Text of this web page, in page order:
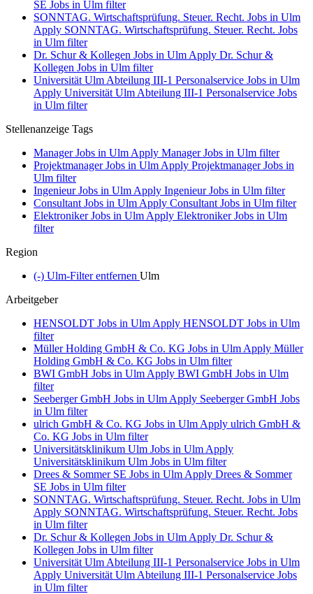
SE Jobs in Ulm filter
SONNTAG. Wirtschaftsprüfung. Steuer. Recht. Jobs in Ulm
Apply SONNTAG. Wirtschaftsprüfung. Steuer. Recht. Jobs
in Ulm filter
Dr. Schur & Kollegen Jobs in Ulm Apply Dr. Schur &
Kollegen Jobs in Ulm filter
Universität Ulm Abteilung III-1 Personalservice Jobs in Ulm
Apply Universität Ulm Abteilung III-1 Personalservice Jobs
in Ulm filter
Stellenanzeige Tags
Manager Jobs in Ulm Apply Manager Jobs in Ulm filter
Projektmanager Jobs in Ulm Apply Projektmanager Jobs in
Ulm filter
Ingenieur Jobs in Ulm Apply Ingenieur Jobs in Ulm filter
Consultant Jobs in Ulm Apply Consultant Jobs in Ulm filter
Elektroniker Jobs in Ulm Apply Elektroniker Jobs in Ulm
filter
Region
(-) Ulm-Filter entfernen Ulm
Arbeitgeber
HENSOLDT Jobs in Ulm Apply HENSOLDT Jobs in Ulm
filter
Müller Holding GmbH & Co. KG Jobs in Ulm Apply Müller
Holding GmbH & Co. KG Jobs in Ulm filter
BWI GmbH Jobs in Ulm Apply BWI GmbH Jobs in Ulm
filter
Seeberger GmbH Jobs in Ulm Apply Seeberger GmbH Jobs
in Ulm filter
ulrich GmbH & Co. KG Jobs in Ulm Apply ulrich GmbH &
Co. KG Jobs in Ulm filter
Universitätsklinikum Ulm Jobs in Ulm Apply
Universitätsklinikum Ulm Jobs in Ulm filter
Drees & Sommer SE Jobs in Ulm Apply Drees & Sommer
SE Jobs in Ulm filter
SONNTAG. Wirtschaftsprüfung. Steuer. Recht. Jobs in Ulm
Apply SONNTAG. Wirtschaftsprüfung. Steuer. Recht. Jobs
in Ulm filter
Dr. Schur & Kollegen Jobs in Ulm Apply Dr. Schur &
Kollegen Jobs in Ulm filter
Universität Ulm Abteilung III-1 Personalservice Jobs in Ulm
Apply Universität Ulm Abteilung III-1 Personalservice Jobs
in Ulm filter